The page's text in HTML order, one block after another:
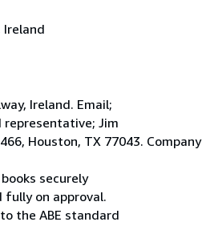
Ireland
Ireland. Email;
representative; Jim
Houston, TX 77043. Company
securely
on approval.
the ABE standard